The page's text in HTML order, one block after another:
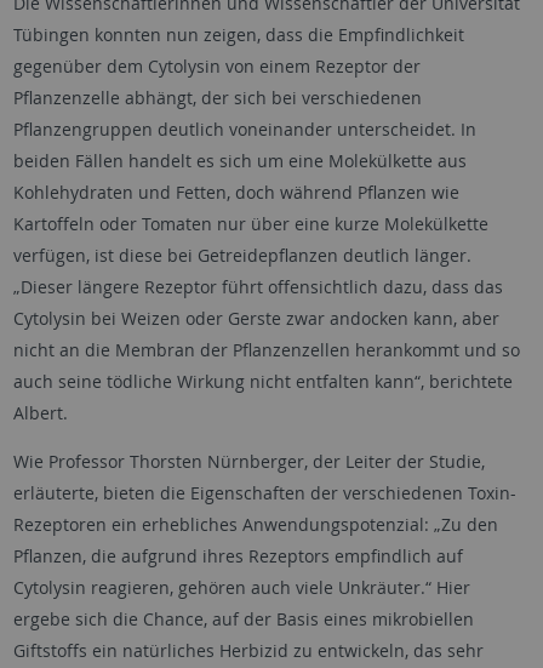
Tübingen konnten nun zeigen, dass die Empfindlichkeit
gegenüber dem Cytolysin von einem Rezeptor der
Pflanzenzelle abhängt, der sich bei verschiedenen
Pflanzengruppen deutlich voneinander unterscheidet. In
beiden Fällen handelt es sich um eine Molekülkette aus
Kohlehydraten und Fetten, doch während Pflanzen wie
Kartoffeln oder Tomaten nur über eine kurze Molekülkette
verfügen, ist diese bei Getreidepflanzen deutlich länger.
„Dieser längere Rezeptor führt offensichtlich dazu, dass das
Cytolysin bei Weizen oder Gerste zwar andocken kann, aber
nicht an die Membran der Pflanzenzellen herankommt und so
auch seine tödliche Wirkung nicht entfalten kann“, berichtete
Albert.
Wie Professor Thorsten Nürnberger, der Leiter der Studie,
erläuterte, bieten die Eigenschaften der verschiedenen Toxin-
Rezeptoren ein erhebliches Anwendungspotenzial: „Zu den
Pflanzen, die aufgrund ihres Rezeptors empfindlich auf
Cytolysin reagieren, gehören auch viele Unkräuter.“ Hier
ergebe sich die Chance, auf der Basis eines mikrobiellen
Giftstoffs ein natürliches Herbizid zu entwickeln, das sehr